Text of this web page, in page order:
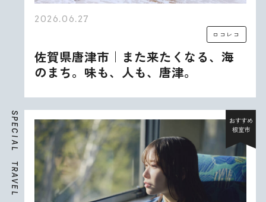
2026.06.27
ロコレコ
佐賀県唐津市｜また来たくなる、海
のまち。味も、人も、唐津。
S
P
E
C
I
A
L
T
R
A
V
E
L
おすすめ
根室市